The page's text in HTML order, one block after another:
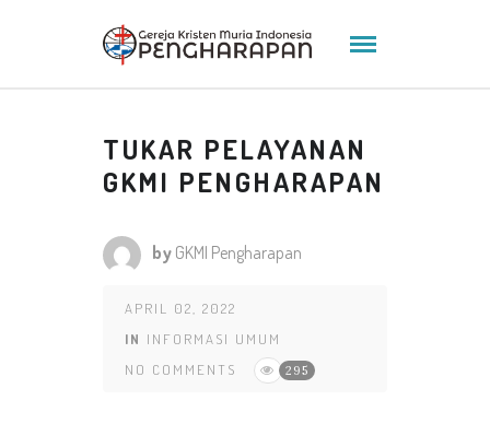
TUKAR PELAYANAN
GKMI PENGHARAPAN
by GKMI Pengharapan
APRIL 02, 2022
IN INFORMASI UMUM
NO COMMENTS
295